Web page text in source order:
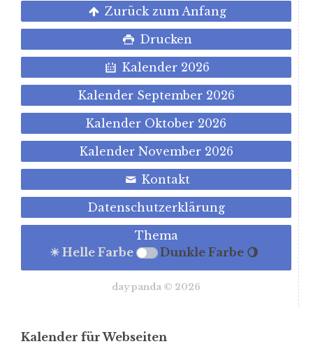
Zurück zum Anfang
Drucken
Kalender 2026
Kalender September 2026
Kalender Oktober 2026
Kalender November 2026
Kontakt
Datenschutzerklärung
Thema
☀ Helle Farbe
Dunkle Farbe 🌖
day panda © 2026
Kalender für Webseiten